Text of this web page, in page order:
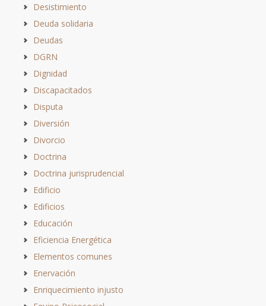
Desistimiento
Deuda solidaria
Deudas
DGRN
Dignidad
Discapacitados
Disputa
Diversión
Divorcio
Doctrina
Doctrina jurisprudencial
Edificio
Edificios
Educación
Eficiencia Energética
Elementos comunes
Enervación
Enriquecimiento injusto